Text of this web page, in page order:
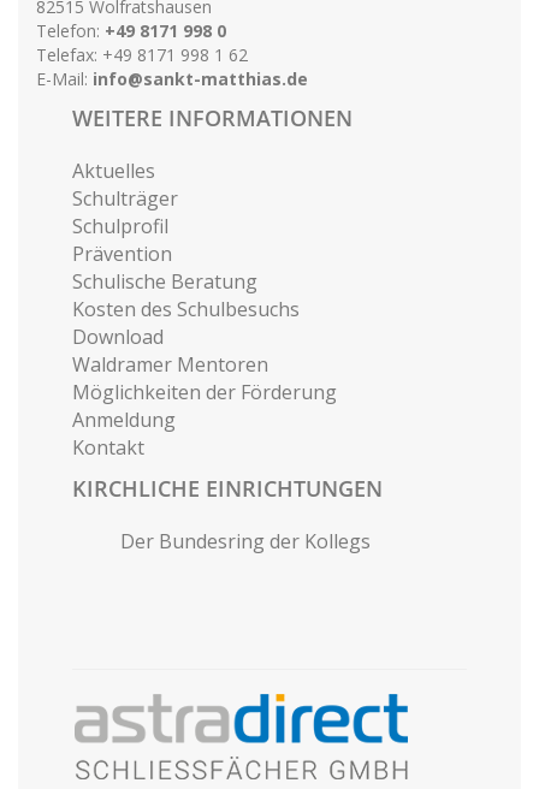
82515 Wolfratshausen
Telefon: +49 8171 998 0
Telefax: +49 8171 998 1 62
E-Mail: info@sankt-matthias.de
WEITERE INFORMATIONEN
Aktuelles
Schulträger
Schulprofil
Prävention
Schulische Beratung
Kosten des Schulbesuchs
Download
Waldramer Mentoren
Möglichkeiten der Förderung
Anmeldung
Kontakt
KIRCHLICHE EINRICHTUNGEN
Der Bundesring der Kollegs